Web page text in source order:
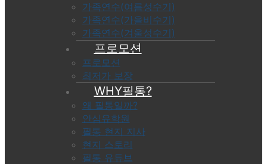
가족연수(여름성수기)
가족연수(가을비수기)
가족연수(겨울성수기)
프로모션
프로모션
최저가 보장
WHY필통?
왜 필통일까?
안심유학원
필통 현지 지사
현지 스토리
필통 유튜브